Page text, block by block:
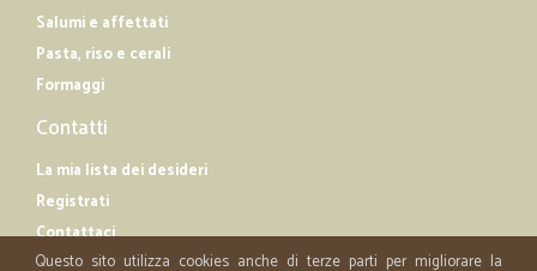
Salumi e affettati
Pasta, riso e cerali
Formaggi
Contatti
La mia lista dei desideri
Registrati
Contattaci
Questo sito utilizza cookies anche di terze parti per migliorare la